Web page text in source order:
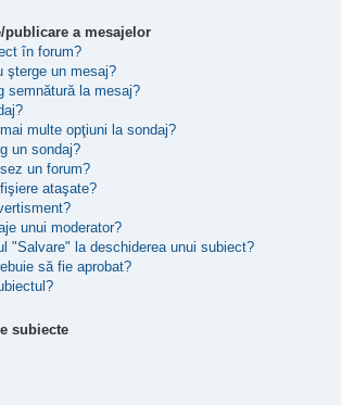
publicare a mesajelor
în forum?
şterge un mesaj?
semnătură la mesaj?
multe opţiuni la sondaj?
un sondaj?
un forum?
ataşate?
unui moderator?
"Salvare" la deschiderea unui subiect?
să fie aprobat?
subiecte